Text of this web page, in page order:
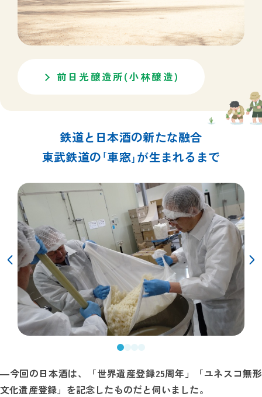
前日光醸造所(小林醸造)
鉄道と日本酒の新たな融合
東武鉄道の｢車窓｣が生まれるまで
―今回の日本酒は、「世界遺産登録25周年」「ユネスコ無形
文化遺産登録」を記念したものだと伺いました。